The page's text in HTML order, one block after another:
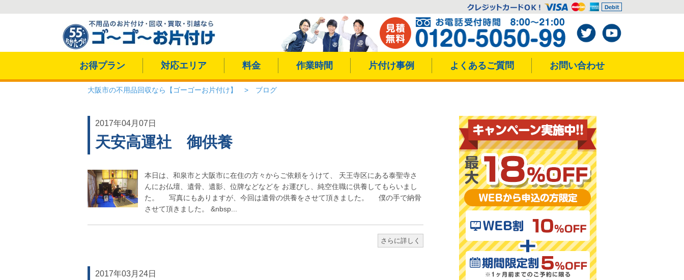
お得プラン 対応エリア 料金 作業時間 片付け事例 よくあるご質問 お問い合わせ
大阪市の不用品回収なら【ゴーゴーお片付け】 > ブログ
2017年04月07日
天安高運社 御供養
本日は、和泉市と大阪市に在住の方々からご依頼をうけて、 天王寺区にある泰聖寺さ
んにお仏壇、遺骨、遺影、位牌などなどを お運びし、純空住職に供養してもらいまし
た。 写真にもありますが、今回は遺骨の供養をさせて頂きました。 僕の手で納骨
させて頂きました。 &nbsp...
さらに詳しく
2017年03月24日